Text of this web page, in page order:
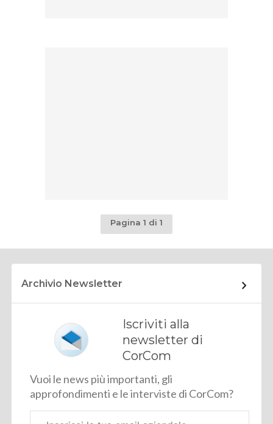
Pagina 1 di 1
Archivio Newsletter
Iscriviti alla
newsletter di
CorCom
Vuoi le news più importanti, gli
approfondimenti e le interviste di CorCom?